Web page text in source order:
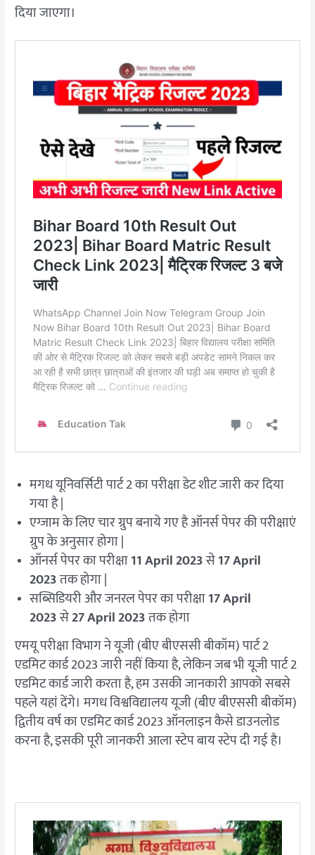
दिया जाएगा।
मगध यूनिवर्सिटी पार्ट 2 का परीक्षा डेट शीट जारी कर दिया
गया है |
एग्जाम के लिए चार ग्रुप बनाये गए है ऑनर्स पेपर की परीक्षाएं
ग्रुप के अनुसार होगा |
ऑनर्स पेपर का परीक्षा11 April 2023से17 April
2023तक होगा |
सब्सिडियरी और जनरल पेपर का परीक्षा17 April
2023से27 April 2023तक होगा
एमयू परीक्षा विभाग ने यूजी (बीए बीएससी बीकॉम) पार्ट 2
एडमिट कार्ड 2023 जारी नहीं किया है, लेकिन जब भी यूजी पार्ट 2
एडमिट कार्ड जारी करता है, हम उसकी जानकारी आपको सबसे
पहले यहां देंगे। मगध विश्वविद्यालय यूजी (बीए बीएससी बीकॉम)
द्वितीय वर्ष का एडमिट कार्ड 2023 ऑनलाइन कैसे डाउनलोड
करना है, इसकी पूरी जानकरी आला स्टेप बाय स्टेप दी गई है।